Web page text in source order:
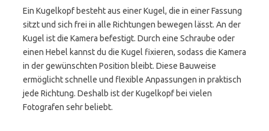
Ein Kugelkopf besteht aus einer Kugel, die in einer Fassung
sitzt und sich frei in alle Richtungen bewegen lässt. An der
Kugel ist die Kamera befestigt. Durch eine Schraube oder
einen Hebel kannst du die Kugel fixieren, sodass die Kamera
in der gewünschten Position bleibt. Diese Bauweise
ermöglicht schnelle und flexible Anpassungen in praktisch
jede Richtung. Deshalb ist der Kugelkopf bei vielen
Fotografen sehr beliebt.